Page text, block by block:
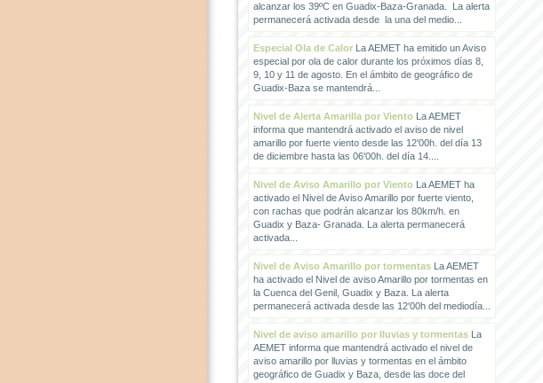
alcanzar los 39ºC en Guadix-Baza-Granada. La alerta
permanecerá activada desde la una del medio...
Especial Ola de CalorLa AEMET ha emitido un Aviso
especial por ola de calor durante los próximos días 8,
9, 10 y 11 de agosto. En el ámbito de geográfico de
Guadix-Baza se mantendrá...
Nivel de Alerta Amarilla por VientoLa AEMET
informa que mantendrá activado el aviso de nivel
amarillo por fuerte viento desde las 12'00h. del día 13
de diciembre hasta las 06'00h. del día 14....
Nivel de Aviso Amarillo por VientoLa AEMET ha
activado el Nivel de Aviso Amarillo por fuerte viento,
con rachas que podrán alcanzar los 80km/h. en
Guadix y Baza- Granada. La alerta permanecerá
activada...
Nivel de Aviso Amarillo por tormentasLa AEMET
ha activado el Nivel de aviso Amarillo por tormentas en
la Cuenca del Genil, Guadix y Baza. La alerta
permanecerá activada desde las 12'00h del mediodía...
Nivel de aviso amarillo por lluvias y tormentasLa
AEMET informa que mantendrá activado el nivel de
aviso amarillo por lluvias y tormentas en el ámbito
geográfico de Guadix y Baza, desde las doce del